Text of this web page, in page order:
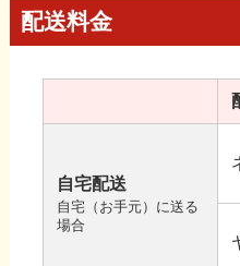
配送料金
自宅配送
自宅（お手元）に送る
場合